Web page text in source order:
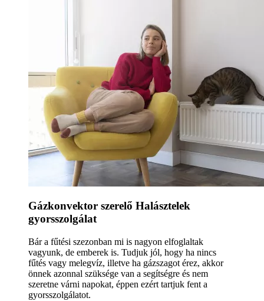
Gázkonvektor szerelő Halásztelek
gyorsszolgálat
Bár a fűtési szezonban mi is nagyon elfoglaltak
vagyunk, de emberek is. Tudjuk jól, hogy ha nincs
fűtés vagy melegvíz, illetve ha gázszagot érez, akkor
önnek azonnal szüksége van a segítségre és nem
szeretne várni napokat, éppen ezért tartjuk fent a
gyorsszolgálatot.